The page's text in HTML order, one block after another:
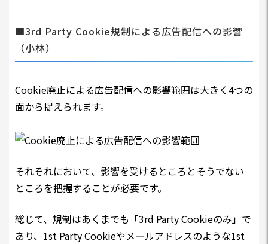
■3rd Party Cookie規制による広告配信への影響
（小林）
Cookie廃止による広告配信への影響範囲は大きく4つの
面から捉えられます。
それぞれにおいて、影響を受けるところとそうでない
ところを把握することが必要です。
総じて、規制はあくまでも「3rd Party Cookieのみ」で
あり、1st Party Cookieやメールアドレスのような1st